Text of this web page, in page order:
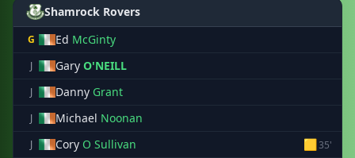
Shamrock Rovers
G Ed McGinty
J Gary O'NEILL
J Danny Grant
J Michael Noonan
J Cory O Sullivan 🟨35'